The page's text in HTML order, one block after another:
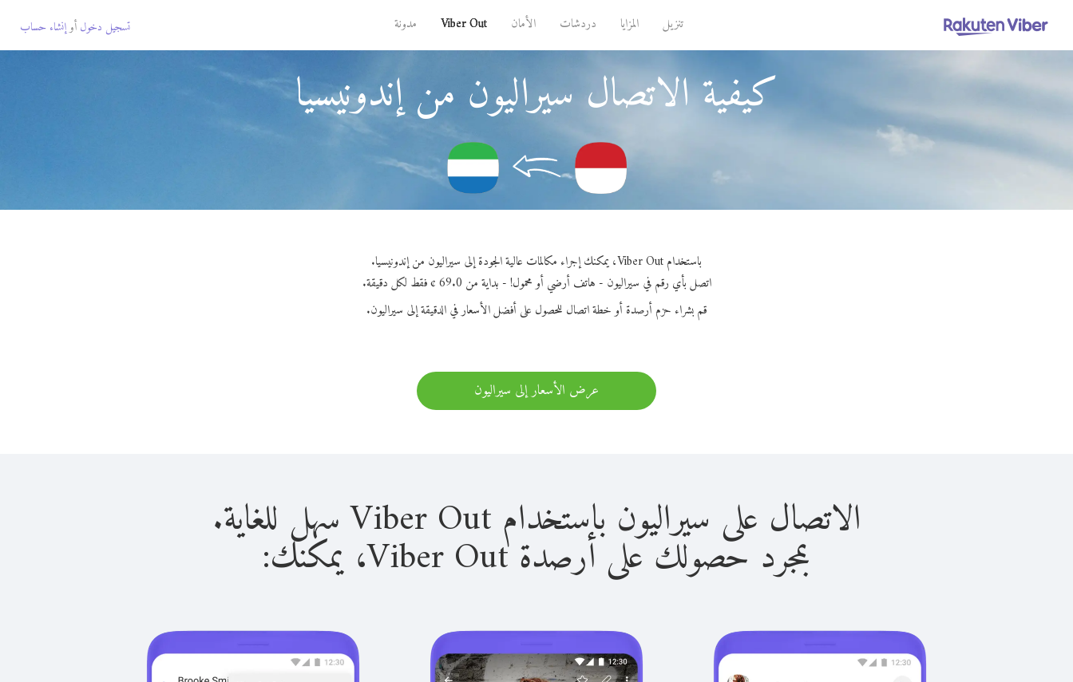
تنزيل المزايا دردشات الأمان Viber Out مدونة تسجيل دخول أوإنشاء حساب
كيفية الاتصال سيراليون من إندونيسيا
باستخدام Viber Out، يمكنك إجراء مكالمات عالية الجودة إلى سيراليون من إندونيسيا.
اتصل بأي رقم في سيراليون - هاتف أرضي أو محمول! - بداية من 69.0 ¢ فقط لكل دقيقة.
قم بشراء حزم أرصدة أو خطة اتصال للحصول على أفضل الأسعار في الدقيقة إلى سيراليون.
عرض الأسعار إلى سيراليون
الاتصال على سيراليون باستخدام Viber Out سهل للغاية.
بمجرد حصولك على أرصدة Viber Out، يمكنك: